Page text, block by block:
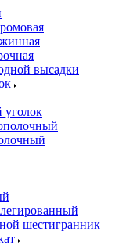
высадки
уголок
шестигранник